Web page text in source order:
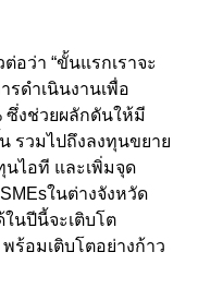
อว่า “ขั้นแรกเราจะ
รดำเนินงานเพื่อ
ซึ่งช่วยผลักดันให้มี
รวมไปถึงลงทุนขยาย
ไอที และเพิ่มจุด
ในต่างจังหวัด
ในปีนี้จะเติบโต
ร้อมเติบโตอย่างก้าว